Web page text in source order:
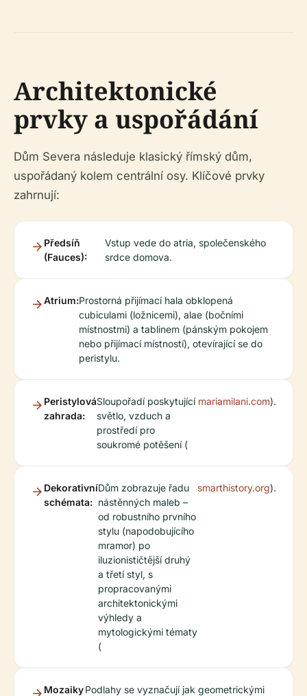
Architektonické
prvky a uspořádání
Dům Severa následuje klasický římský dům,
uspořádaný kolem centrální osy. Klíčové prvky
zahrnují:
Předsíň
(Fauces):
Vstup vede do atria, společenského
srdce domova.
Atrium:Prostorná přijímací hala obklopená
cubiculami (ložnicemi), alae (bočními
místnostmi) a tablinem (pánským pokojem
nebo přijímací místností), otevírající se do
peristylu.
Peristylová
zahrada:
Sloupořadí poskytující
světlo, vzduch a
prostředí pro
soukromé potěšení (
mariamilani.com).
Dekorativní
schémata:
Dům zobrazuje řadu
nástěnných maleb –
od robustního prvního
stylu (napodobujícího
mramor) po
iluzionističtější druhý
a třetí styl, s
propracovanými
architektonickými
výhledy a
mytologickými tématy
(
smarthistory.org).
MozaikyPodlahy se vyznačují jak geometrickými